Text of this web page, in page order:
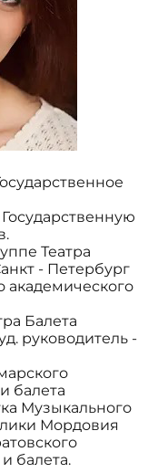
Театра
- Петербург
академического
Балета
руководитель -
балета
Музыкального
Мордовия
балета.